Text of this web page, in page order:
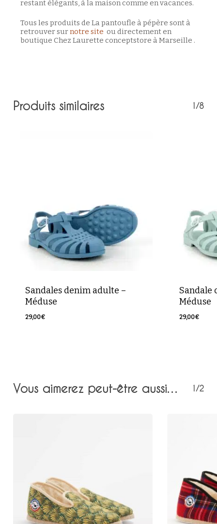
restant élégants, à la maison comme en vacances.
Tous les produits de La pantoufle à pépère sont à
retrouver surnotre site ou directement en
boutique Chez Laurette conceptstore à Marseille .
Produits similaires 1/8
Sandales denim adulte –
Méduse
29,00€
Sandale
Méduse
29,00€
Vous aimerez peut-être aussi… 1/2